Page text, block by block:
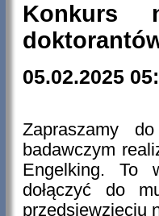
Konkurs
05.02.2025
Zapraszamy
badawczym
Engelking. To
dołączyć do
przedsięwzięciu